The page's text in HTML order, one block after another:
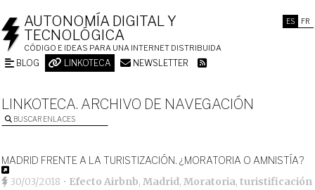
ES FR
AUTONOMÍA DIGITAL Y
TECNOLÓGICA
CÓDIGO E IDEAS PARA UNA INTERNET DISTRIBUIDA
BLOG LINKOTECA NEWSLETTER
LINKOTECA. ARCHIVO DE NAVEGACIÓN
BUSCAR ENLACES
MADRID FRENTE A LA TURISTIZACIÓN. ¿MORATORIA O AMNISTÍA?
30/03/2018 • Efecto Airbnb,Madrid,Moratoria,turistificación